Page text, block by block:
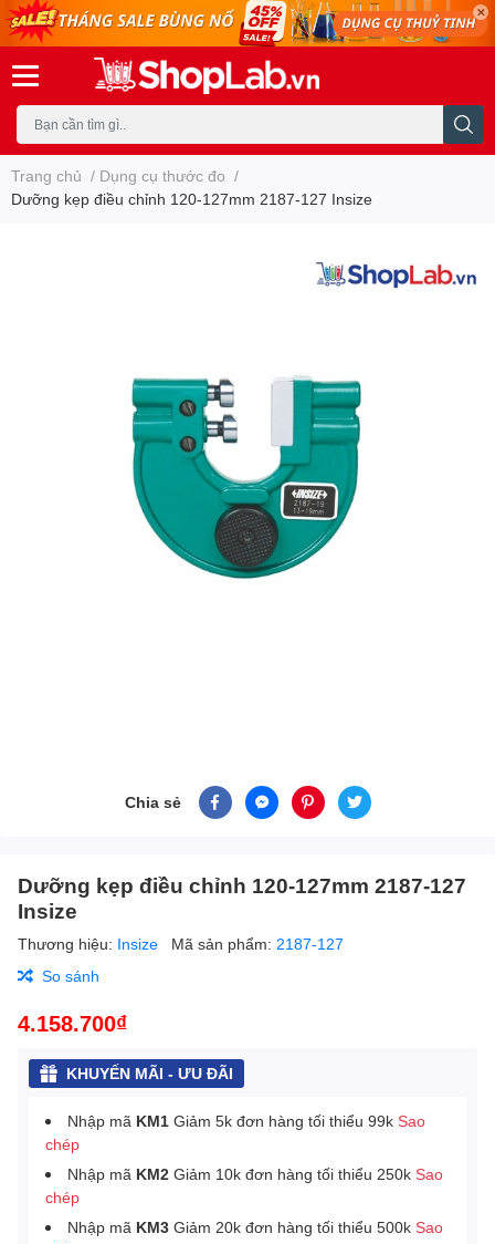
Trang chủ / Dụng cụ thước đo /
Dưỡng kẹp điều chỉnh 120-127mm 2187-127 Insize
Chia sẻ
Dưỡng kẹp điều chỉnh 120-127mm 2187-127
Insize
Thương hiệu: Insize Mã sản phẩm: 2187-127
So sánh
4.158.700₫
KHUYẾN MÃI - ƯU ĐÃI
Nhập mã KM1 Giảm 5k đơn hàng tối thiểu 99k Sao
chép
Nhập mã KM2 Giảm 10k đơn hàng tối thiểu 250k Sao
chép
Nhập mã KM3 Giảm 20k đơn hàng tối thiểu 500k Sao